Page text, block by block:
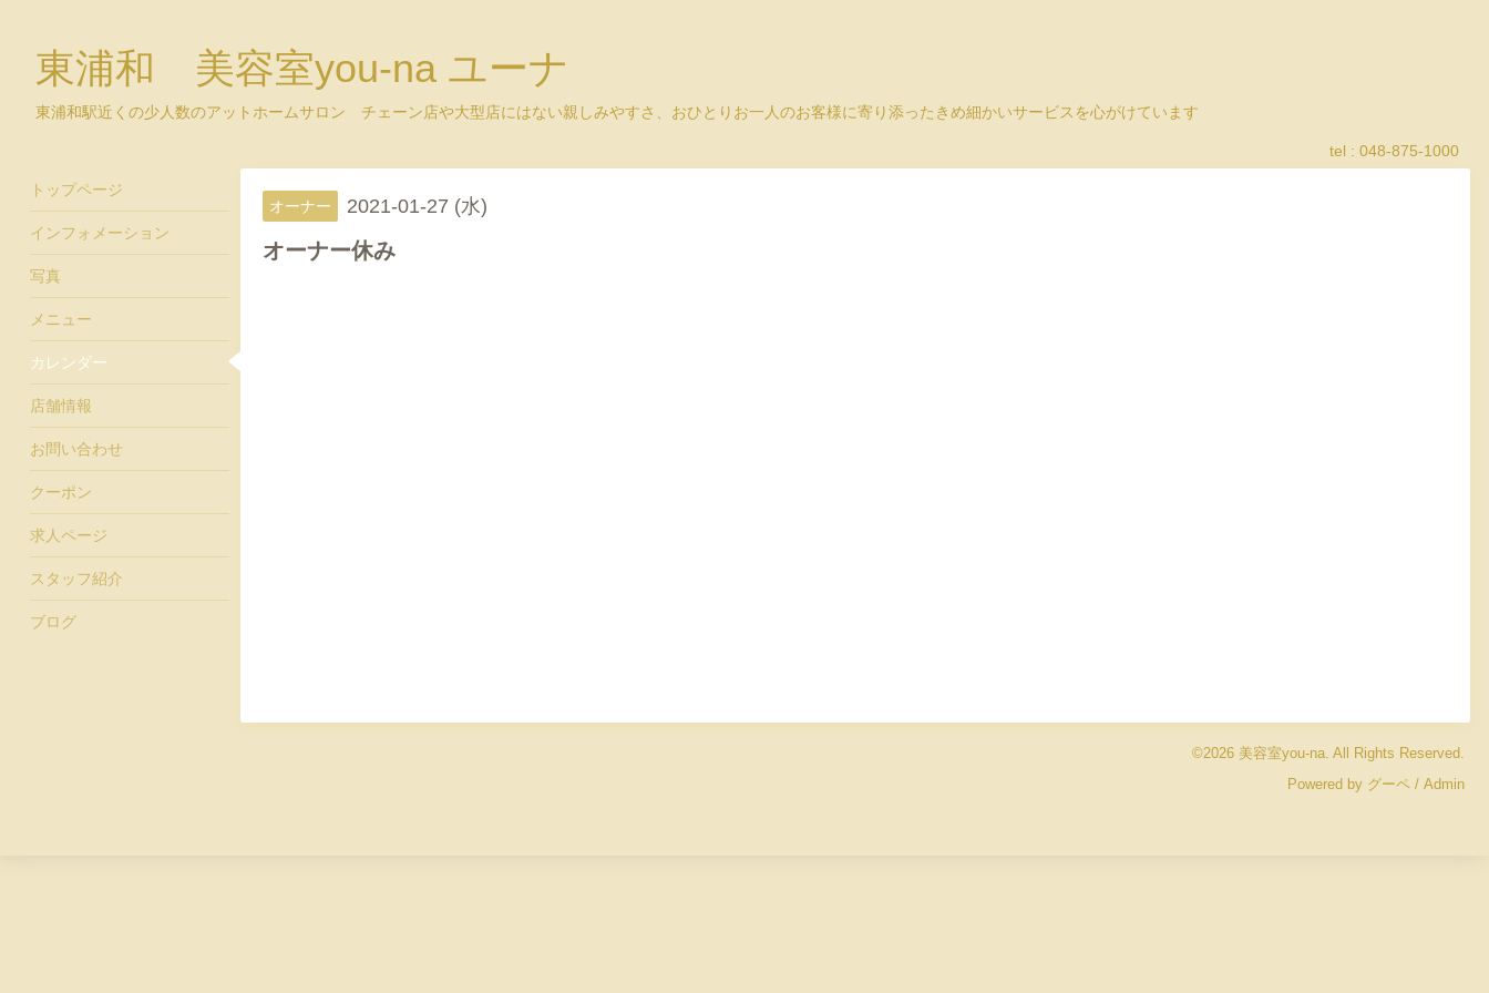
東浦和 美容室you-na ユーナ
東浦和駅近くの少人数のアットホームサロン チェーン店や大型店にはない親しみやすさ、おひとりお一人のお客様に寄り添ったきめ細かいサービスを心がけています
tel : 048-875-1000
オーナー 2021-01-27 (水)
オーナー休み
©2026 美容室you-na. All Rights Reserved.
Powered by グーペ / Admin
トップページ
インフォメーション
写真
メニュー
カレンダー
店舗情報
お問い合わせ
クーポン
求人ページ
スタッフ紹介
ブログ